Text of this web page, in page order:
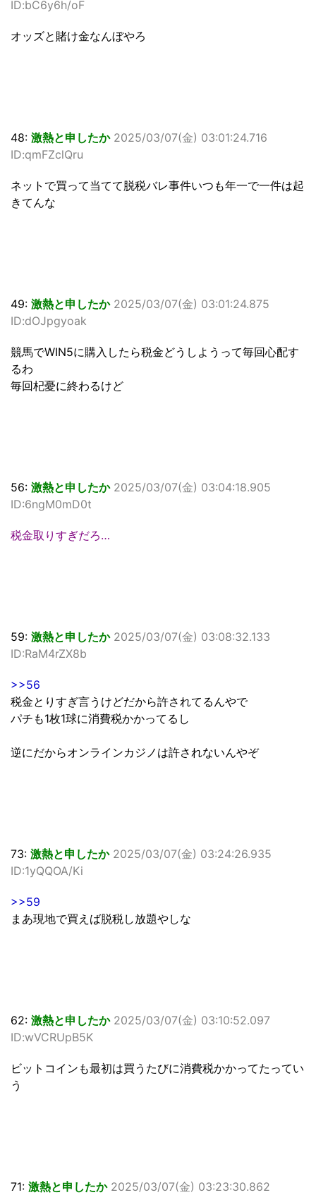
ID:bC6y6h/oF
オッズと賭け金なんぼやろ
48: 激熱と申したか 2025/03/07(金) 03:01:24.716
ID:qmFZclQru
ネットで買って当てて脱税バレ事件いつも年一で一件は起
きてんな
49: 激熱と申したか 2025/03/07(金) 03:01:24.875
ID:dOJpgyoak
競馬でWIN5に購入したら税金どうしようって毎回心配す
るわ
毎回杞憂に終わるけど
56: 激熱と申したか 2025/03/07(金) 03:04:18.905
ID:6ngM0mD0t
税金取りすぎだろ…
59: 激熱と申したか 2025/03/07(金) 03:08:32.133
ID:RaM4rZX8b
>>56
税金とりすぎ言うけどだから許されてるんやで
パチも1枚1球に消費税かかってるし
逆にだからオンラインカジノは許されないんやぞ
73: 激熱と申したか 2025/03/07(金) 03:24:26.935
ID:1yQQOA/Ki
>>59
まあ現地で買えば脱税し放題やしな
62: 激熱と申したか 2025/03/07(金) 03:10:52.097
ID:wVCRUpB5K
ビットコインも最初は買うたびに消費税かかってたってい
う
71: 激熱と申したか 2025/03/07(金) 03:23:30.862